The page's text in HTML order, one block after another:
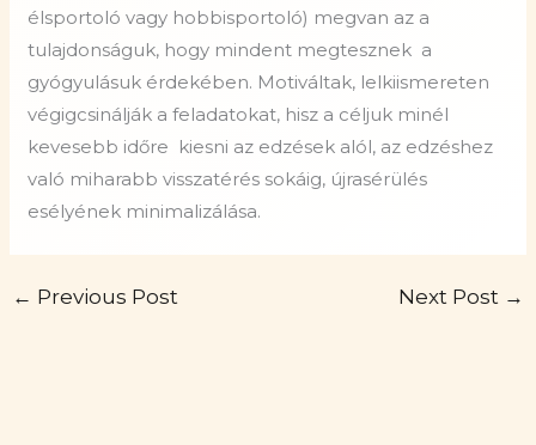
élsportoló vagy hobbisportoló) megvan az a
tulajdonságuk, hogy mindent megtesznek a
gyógyulásuk érdekében. Motiváltak, lelkiismereten
végigcsinálják a feladatokat, hisz a céljuk minél
kevesebb időre kiesni az edzések alól, az edzéshez
való miharabb visszatérés sokáig, újrasérülés
esélyének minimalizálása.
← Previous Post Next Post →